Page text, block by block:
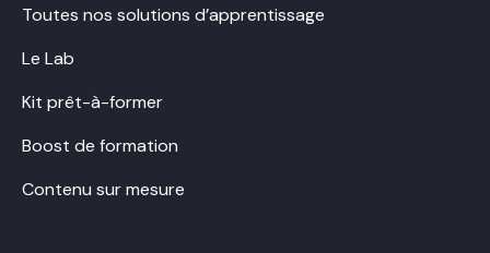
Toutes nos solutions d’apprentissage
Le Lab
Kit prêt-à-former
Boost de formation
Contenu sur mesure